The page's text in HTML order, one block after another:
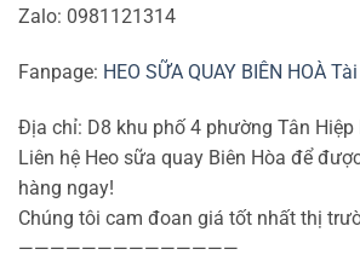
Zalo: 0981121314
Fanpage: HEO SỮA QUAY BIÊN HOÀ
Địa chỉ: D8 khu phố 4 phường Tân
Liên hệ Heo sữa quay Biên Hòa để
hàng ngay!
Chúng tôi cam đoan giá tốt nhất thị
——————————————